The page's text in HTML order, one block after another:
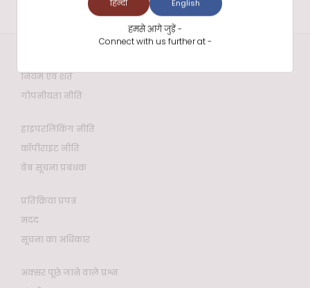
नियम एवं शर्तें
गोपनीयता नीति
हाइपरलिंकिंग नीति
कॉपीराइट नीति
वेब सूचना प्रबंधक
प्रतिक्रिया प्रपत्र
मदद
सूचना का अधिकार
अक्सर पूछे जाने वाले प्रश्न
हिन्दी English
हमसे आगे जुड़ें -
Connect with us further at -